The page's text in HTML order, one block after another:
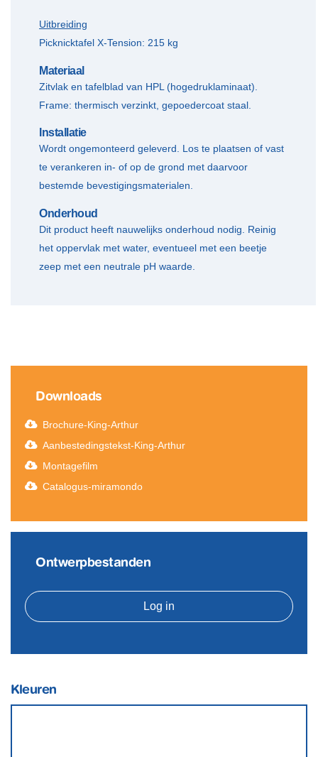
Uitbreiding
Picknicktafel X-Tension: 215 kg
Materiaal
Zitvlak en tafelblad van HPL (hogedruklaminaat).
Frame: thermisch verzinkt, gepoedercoat staal.
Installatie
Wordt ongemonteerd geleverd. Los te plaatsen of vast
te verankeren in- of op de grond met daarvoor
bestemde bevestigingsmaterialen.
Onderhoud
Dit product heeft nauwelijks onderhoud nodig. Reinig
het oppervlak met water, eventueel met een beetje
zeep met een neutrale pH waarde.
Downloads
Brochure-King-Arthur
Aanbestedingstekst-King-Arthur
Montagefilm
Catalogus-miramondo
Ontwerpbestanden
Log in
Kleuren